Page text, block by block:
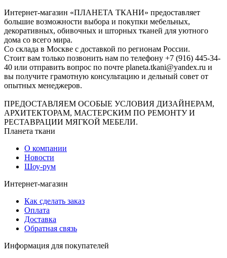
Интернет-магазин «ПЛАНЕТА ТКАНИ» предоставляет
большие возможности выбора и покупки мебельных,
декоративных, обивочных и шторных тканей для уютного
дома со всего мира.
Со склада в Москве с доставкой по регионам России.
Стоит вам только позвонить нам по телефону +7 (916) 445-34-
40 или отправить вопрос по почте planeta.tkani@yandex.ru и
вы получите грамотную консультацию и дельный совет от
опытных менеджеров.
ПРЕДОСТАВЛЯЕМ ОСОБЫЕ УСЛОВИЯ ДИЗАЙНЕРАМ,
АРХИТЕКТОРАМ, МАСТЕРСКИМ ПО РЕМОНТУ И
РЕСТАВРАЦИИ МЯГКОЙ МЕБЕЛИ.
Планета ткани
О компании
Новости
Шоу-рум
Интернет-магазин
Как сделать заказ
Оплата
Доставка
Обратная связь
Информация для покупателей